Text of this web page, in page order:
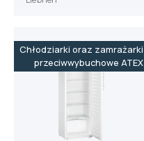
Chłodziarki oraz zamrażarki
przeciwwybuchowe ATEX